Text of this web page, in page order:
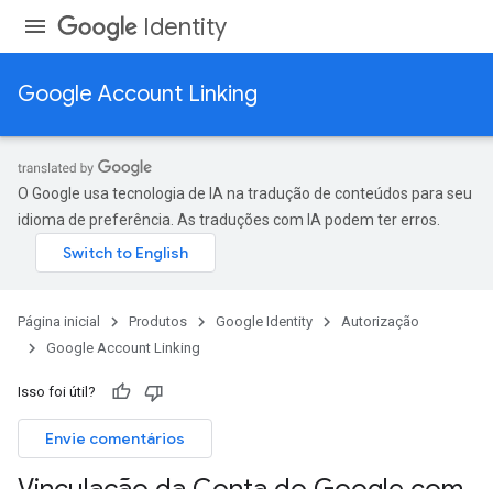
Identity
Google Account Linking
O Google usa tecnologia de IA na tradução de conteúdos para seu
idioma de preferência. As traduções com IA podem ter erros.
Página inicial Produtos Google Identity
Autorização
Google Account Linking
Isso foi útil?
Envie comentários